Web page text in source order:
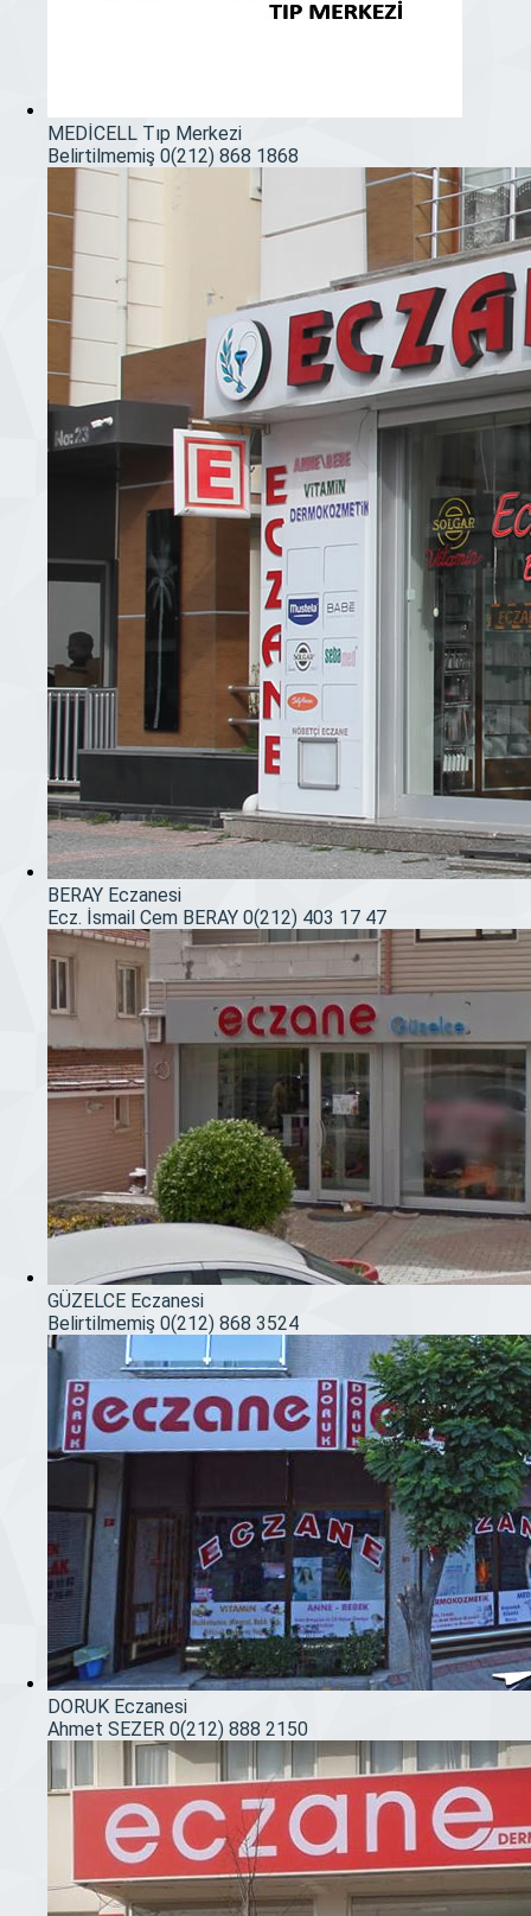
MEDİCELL Tıp Merkezi
Belirtilmemiş 0(212) 868 1868
BERAY Eczanesi
Ecz. İsmail Cem BERAY 0(212) 403 17 47
GÜZELCE Eczanesi
Belirtilmemiş 0(212) 868 3524
DORUK Eczanesi
Ahmet SEZER 0(212) 888 2150